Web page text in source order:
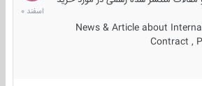
News & Article about
Contract
1400